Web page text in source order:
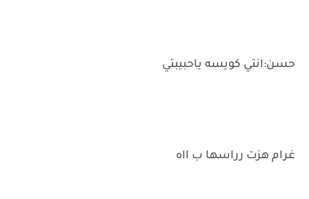
حسن:انتي كويسه ياحبيبتي
غرام هزت رراسها ب ااه